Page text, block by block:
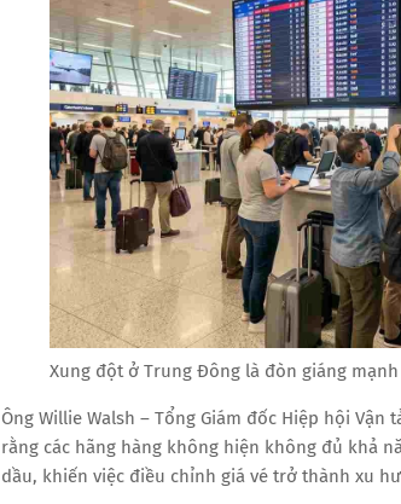
Xung đột ở Trung Đông là đòn giáng
Ông Willie Walsh – Tổng Giám đốc Hiệp hội Vận
rằng các hãng hàng không hiện không đủ khả
dầu, khiến việc điều chỉnh giá vé trở thành xu